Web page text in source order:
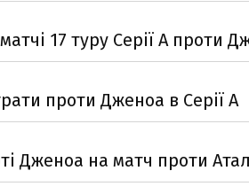
17 туру Серії А проти
проти Дженоа в Серії А
Дженоа на матч проти